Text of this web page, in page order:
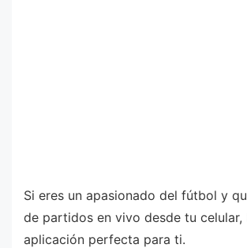
Si eres un apasionado del fútbol y
de partidos en vivo desde tu celular,
aplicación perfecta para ti.